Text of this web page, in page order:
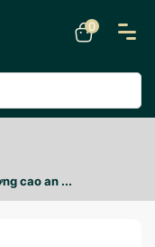
0
cao an ...